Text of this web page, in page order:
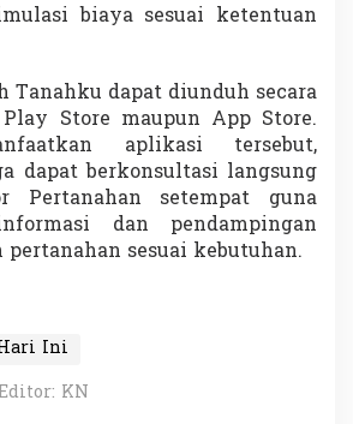
biaya sesuai ketentuan
Tanahku dapat diunduh secara
Store maupun App Store.
aplikasi tersebut,
dapat berkonsultasi langsung
Pertanahan setempat guna
dan pendampingan
sesuai kebutuhan.
Ini
KN